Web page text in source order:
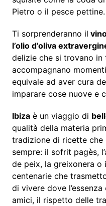
Pietro o il pesce pettine.
Ti sorprenderanno il
l’olio d’oliva
delizie che si trovano
accompagnano
equivale ad aver cura
imparare cose nuove e
Ibizaè un viaggio di
qualità della materia
tradizione di ricette che
sempre: il sofrit pagès,
de peix, la greixonera o
centenarie che
di vivere dove
amici, il rispetto delle